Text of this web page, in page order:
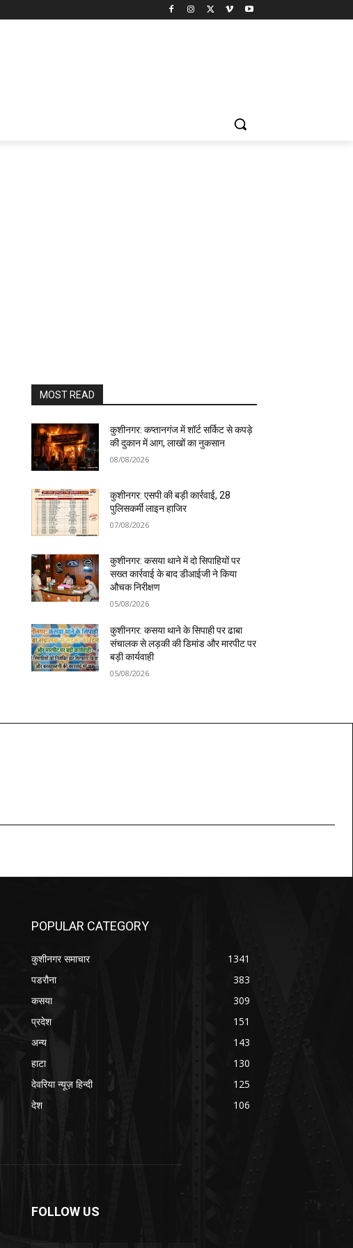
MOST READ
कुशीनगर: कप्तानगंज में शॉर्ट सर्किट से कपड़े
की दुकान में आग, लाखों का नुकसान
08/08/2026
कुशीनगर: एसपी की बड़ी कार्रवाई, 28
पुलिसकर्मी लाइन हाजिर
07/08/2026
कुशीनगर: कसया थाने में दो सिपाहियों पर
सख्त कार्रवाई के बाद डीआईजी ने किया
औचक निरीक्षण
05/08/2026
कुशीनगर: कसया थाने के सिपाही पर ढाबा
संचालक से लड़की की डिमांड और मारपीट पर
बड़ी कार्यवाही
05/08/2026
POPULAR CATEGORY
कुशीनगर समाचार
1341
पडरौना
383
कसया
309
प्रदेश
151
अन्य
143
हाटा
130
देवरिया न्यूज़ हिन्दी
125
देश
106
FOLLOW US